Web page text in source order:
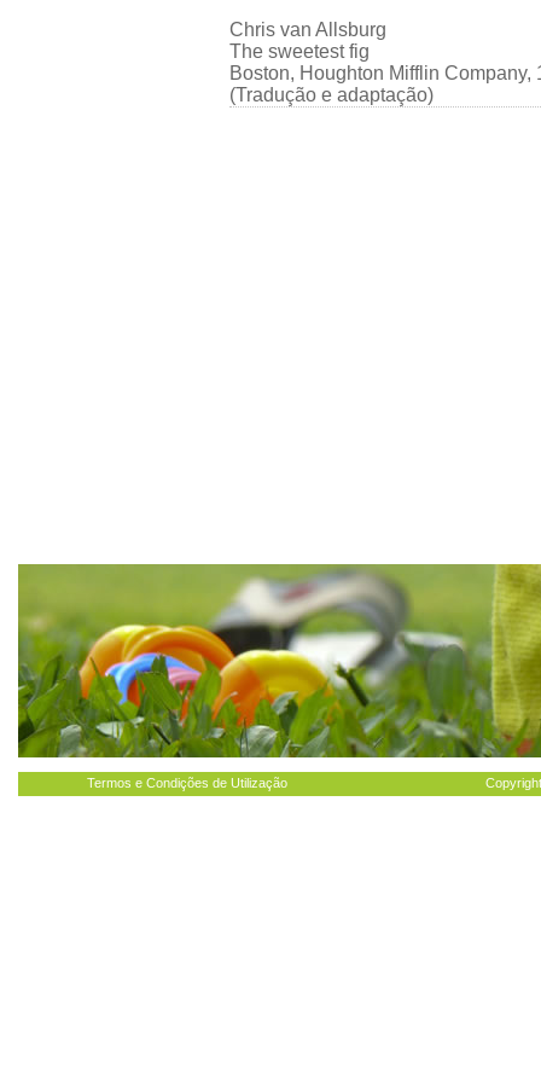
Chris van Allsburg
The sweetest fig
Boston, Houghton Mifflin Company,
(Tradução e adaptação)
Termos e Condições de Utilização